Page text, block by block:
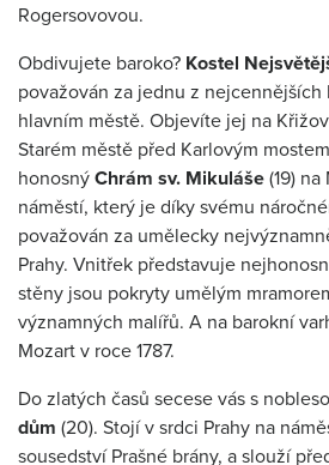
Rogersovovou.
Obdivujete baroko? Kostel
považován za jednu z nejcennějších
hlavním městě. Objevíte jej na
Starém městě před Karlovým
honosný Chrám sv. Mikuláše (19)
náměstí, který je díky svému
považován za umělecky
Prahy. Vnitřek představuje
stěny jsou pokryty umělým
významných malířů. A na barokní
Mozart v roce 1787.
Do zlatých časů secese vás s
dům (20). Stojí v srdci Prahy na
sousedství Prašné brány, a slouží